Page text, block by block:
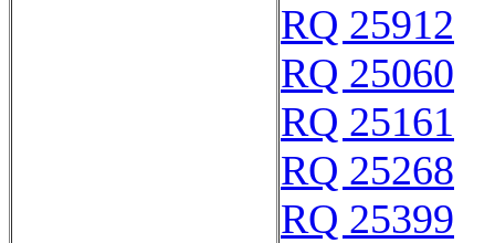
RQ 25912
RQ 25060
RQ 25161
RQ 25268
RQ 25399